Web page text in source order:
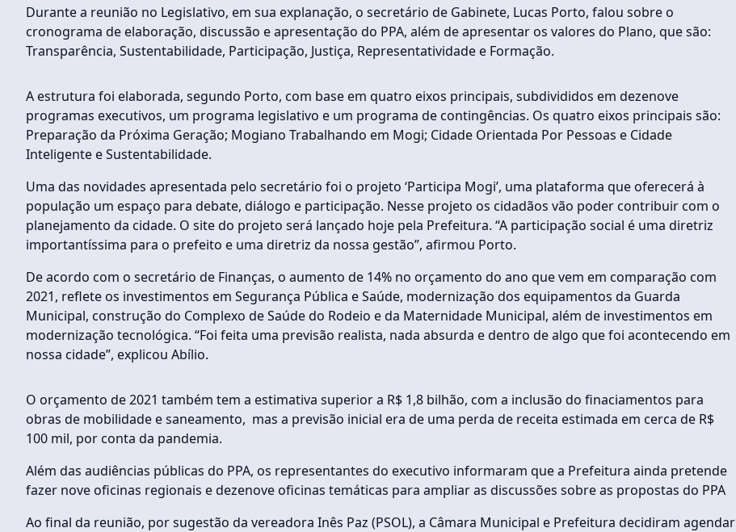
Durante a reunião no Legislativo, em sua explanação, o secretário de Gabinete, Lucas Porto, falou sobre o
cronograma de elaboração, discussão e apresentação do PPA, além de apresentar os valores do Plano, que são:
Transparência, Sustentabilidade, Participação, Justiça, Representatividade e Formação.
A estrutura foi elaborada, segundo Porto, com base em quatro eixos principais, subdivididos em dezenove
programas executivos, um programa legislativo e um programa de contingências. Os quatro eixos principais são:
Preparação da Próxima Geração; Mogiano Trabalhando em Mogi; Cidade Orientada Por Pessoas e Cidade
Inteligente e Sustentabilidade.
Uma das novidades apresentada pelo secretário foi o projeto ‘Participa Mogi’, uma plataforma que oferecerá à
população um espaço para debate, diálogo e participação. Nesse projeto os cidadãos vão poder contribuir com o
planejamento da cidade. O site do projeto será lançado hoje pela Prefeitura. “A participação social é uma diretriz
importantíssima para o prefeito e uma diretriz da nossa gestão”, afirmou Porto.
De acordo com o secretário de Finanças, o aumento de 14% no orçamento do ano que vem em comparação com
2021, reflete os investimentos em Segurança Pública e Saúde, modernização dos equipamentos da Guarda
Municipal, construção do Complexo de Saúde do Rodeio e da Maternidade Municipal, além de investimentos em
modernização tecnológica. “Foi feita uma previsão realista, nada absurda e dentro de algo que foi acontecendo em
nossa cidade”, explicou Abílio.
O orçamento de 2021 também tem a estimativa superior a R$ 1,8 bilhão, com a inclusão do finaciamentos para
obras de mobilidade e saneamento, mas a previsão inicial era de uma perda de receita estimada em cerca de R$
100 mil, por conta da pandemia.
Além das audiências públicas do PPA, os representantes do executivo informaram que a Prefeitura ainda pretende
fazer nove oficinas regionais e dezenove oficinas temáticas para ampliar as discussões sobre as propostas do PPA
Ao final da reunião, por sugestão da vereadora Inês Paz (PSOL), a Câmara Municipal e Prefeitura decidiram agendar